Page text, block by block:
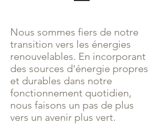
Nous sommes fiers de notre
transition vers les énergies
renouvelables. En incorporant
des sources d'énergie propres
et durables dans notre
fonctionnement quotidien,
nous faisons un pas de plus
vers un avenir plus vert.